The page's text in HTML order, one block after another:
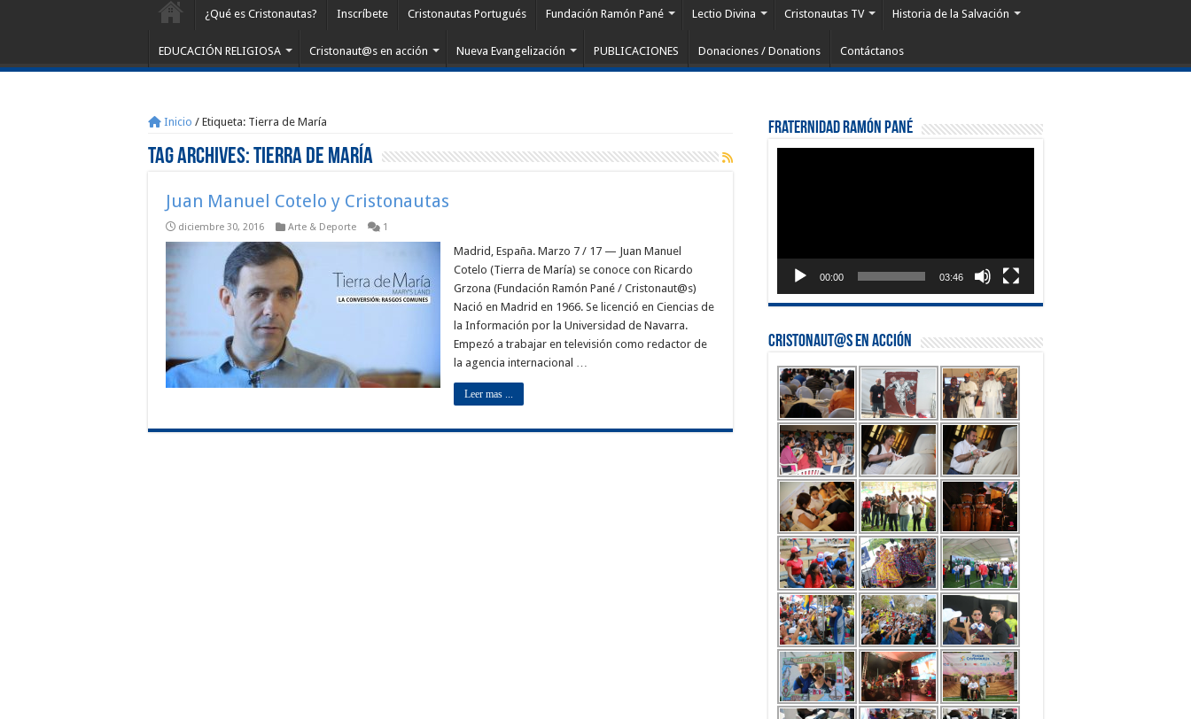
¿Qué es Cristonautas? Inscríbete Cristonautas Portugués Fundación Ramón Pané Lectio Divina Cristonautas TV Historia de la Salvación
EDUCACIÓN RELIGIOSA Cristonaut@s en acción Nueva Evangelización PUBLICACIONES Donaciones / Donations Contáctanos
Inicio / Etiqueta: Tierra de María
Tag Archives:Tierra de María
Juan Manuel Cotelo y Cristonautas
diciembre 30, 2016 Arte & Deporte 1
Madrid, España. Marzo 7 / 17 — Juan Manuel
Cotelo (Tierra de María) se conoce con Ricardo
Grzona (Fundación Ramón Pané / Cristonaut@s)
Nació en Madrid en 1966. Se licenció en Ciencias de
la Información por la Universidad de Navarra.
Empezó a trabajar en televisión como redactor de
la agencia internacional …
Leer mas ...
Fraternidad Ramón Pané
00:00 03:46
Cristonaut@s en Acción